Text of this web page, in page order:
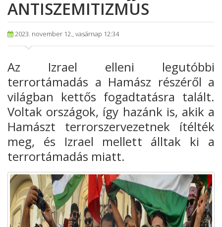
ANTISZEMITIZMUS
2023. november 12., vasárnap 12:34
Az Izrael elleni legutóbbi
terrortámadás a Hamász részéről a
világban kettős fogadtatásra talált.
Voltak országok, így hazánk is, akik a
Hamászt terrorszervezetnek ítélték
meg, és Izrael mellett álltak ki a
terrortámadás miatt.